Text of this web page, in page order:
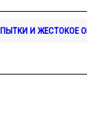
ПЫТКИ И ЖЕСТОКОЕ